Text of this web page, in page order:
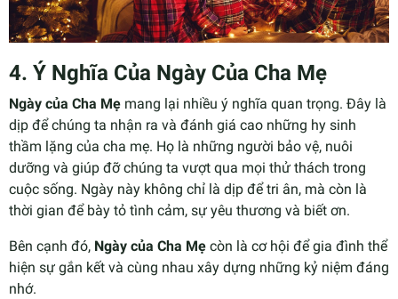
4. Ý Nghĩa Của Ngày Của Cha Mẹ
Ngày của Cha Mẹ mang lại nhiều ý nghĩa quan trọng. Đây là
dịp để chúng ta nhận ra và đánh giá cao những hy sinh
thầm lặng của cha mẹ. Họ là những người bảo vệ, nuôi
dưỡng và giúp đỡ chúng ta vượt qua mọi thử thách trong
cuộc sống. Ngày này không chỉ là dịp để tri ân, mà còn là
thời gian để bày tỏ tình cảm, sự yêu thương và biết ơn.
Bên cạnh đó, Ngày của Cha Mẹ còn là cơ hội để gia đình thể
hiện sự gắn kết và cùng nhau xây dựng những kỷ niệm đáng
nhớ.